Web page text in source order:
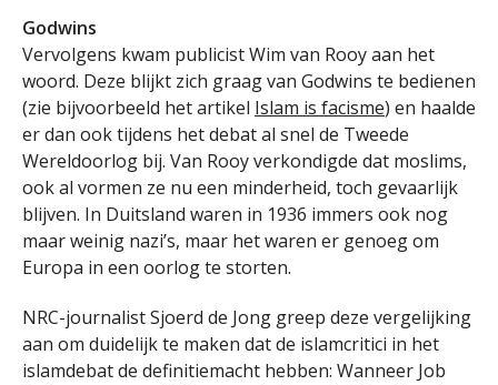
Godwins
Vervolgens kwam publicist Wim van Rooy aan het
woord. Deze blijkt zich graag van Godwins te bedienen
(zie bijvoorbeeld het artikel Islam is facisme) en haalde
er dan ook tijdens het debat al snel de Tweede
Wereldoorlog bij. Van Rooy verkondigde dat moslims,
ook al vormen ze nu een minderheid, toch gevaarlijk
blijven. In Duitsland waren in 1936 immers ook nog
maar weinig nazi’s, maar het waren er genoeg om
Europa in een oorlog te storten.
NRC-journalist Sjoerd de Jong greep deze vergelijking
aan om duidelijk te maken dat de islamcritici in het
islamdebat de definitiemacht hebben: Wanneer Job